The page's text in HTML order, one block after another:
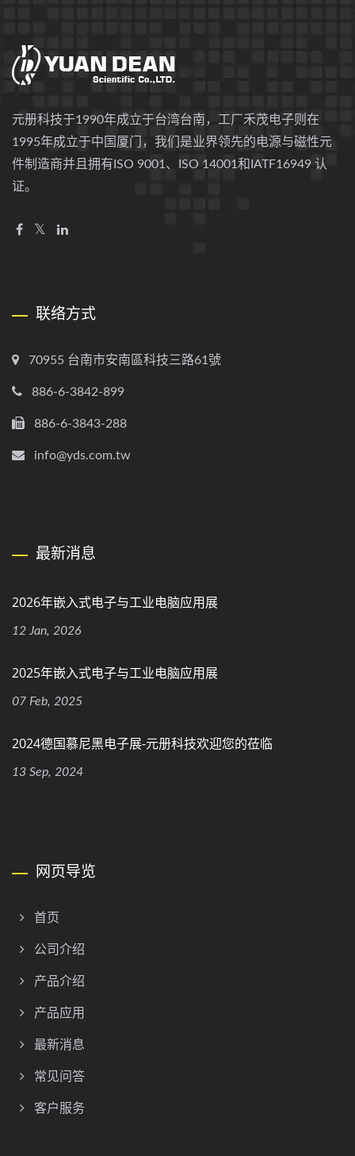
元册科技于1990年成立于台湾台南，工厂禾茂电子则在
1995年成立于中国厦门，我们是业界领先的电源与磁性元
件制造商并且拥有ISO 9001、ISO 14001和IATF16949 认
证。
联络方式
70955 台南市安南區科技三路61號
886-6-3842-899
886-6-3843-288
info@yds.com.tw
最新消息
2026年嵌入式电子与工业电脑应用展
12 Jan, 2026
2025年嵌入式电子与工业电脑应用展
07 Feb, 2025
2024德国慕尼黑电子展-元册科技欢迎您的莅临
13 Sep, 2024
网页导览
首页
公司介绍
产品介绍
产品应用
最新消息
常见问答
客户服务